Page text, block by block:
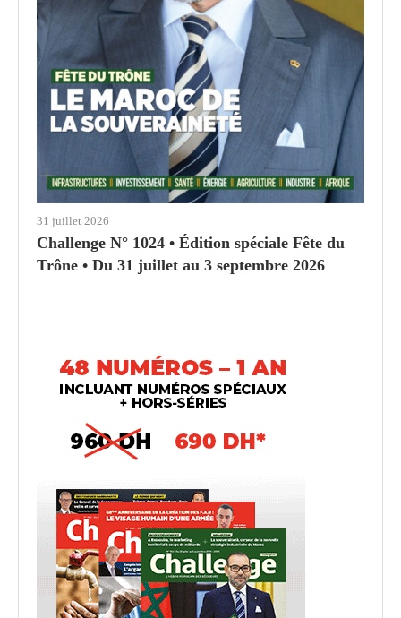
31 juillet 2026
Challenge N° 1024 • Édition spéciale Fête du
Trône • Du 31 juillet au 3 septembre 2026